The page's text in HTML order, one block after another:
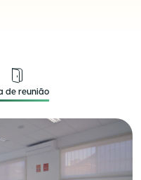
de reunião